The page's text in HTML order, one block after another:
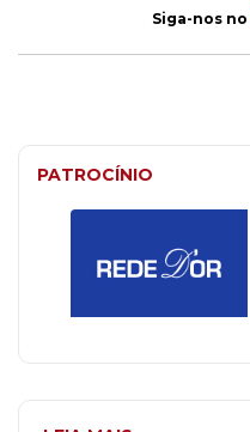
Siga-nos no
PATROCÍNIO